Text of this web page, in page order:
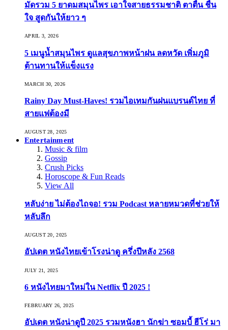
มัดรวม 5 ยาดมสมุนไพร เอาใจสายธรรมชาติ ตาตื่น ชื่น
ใจ สูดกันให้ยาว ๆ
APRIL 3, 2026
5 เมนูน้ำสมุนไพร ดูแลสุขภาพหน้าฝน ลดหวัด เพิ่มภูมิ
ต้านทานให้แข็งแรง
MARCH 30, 2026
Rainy Day Must-Haves! รวมไอเทมกันฝนแบรนด์ไทย ที่
สายแฟต้องมี
AUGUST 28, 2025
Entertainment
Music & film
Gossip
Crush Picks
Horoscope & Fun Reads
View All
หลับง่าย ไม่ต้องไถจอ! รวม Podcast หลายหมวดที่ช่วยให้
หลับลึก
AUGUST 20, 2025
อัปเดต หนังไทยเข้าโรงน่าดู ครึ่งปีหลัง 2568
JULY 21, 2025
6 หนังไทยมาใหม่ใน Netflix ปี 2025 !
FEBRUARY 26, 2025
อัปเดต หนังน่าดูปี 2025 รวมหนังฮา นักฆ่า ซอมบี้ ฮีโร่ มา